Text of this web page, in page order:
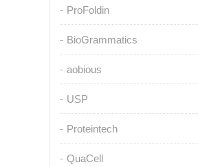
ProFoldin
BioGrammatics
aobious
USP
Proteintech
QuaCell